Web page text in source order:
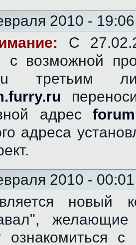
2010 - 19:06
C
с возможной
третьим
адрес
адреса
2010 - 00:01
новый
желающие
ознакомиться с